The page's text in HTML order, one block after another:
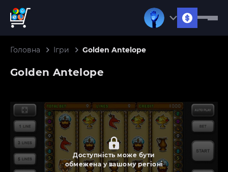
Головна Ігри Golden Antelope
Golden Antelope
Доступність може бути
обмежена у вашому регіоні